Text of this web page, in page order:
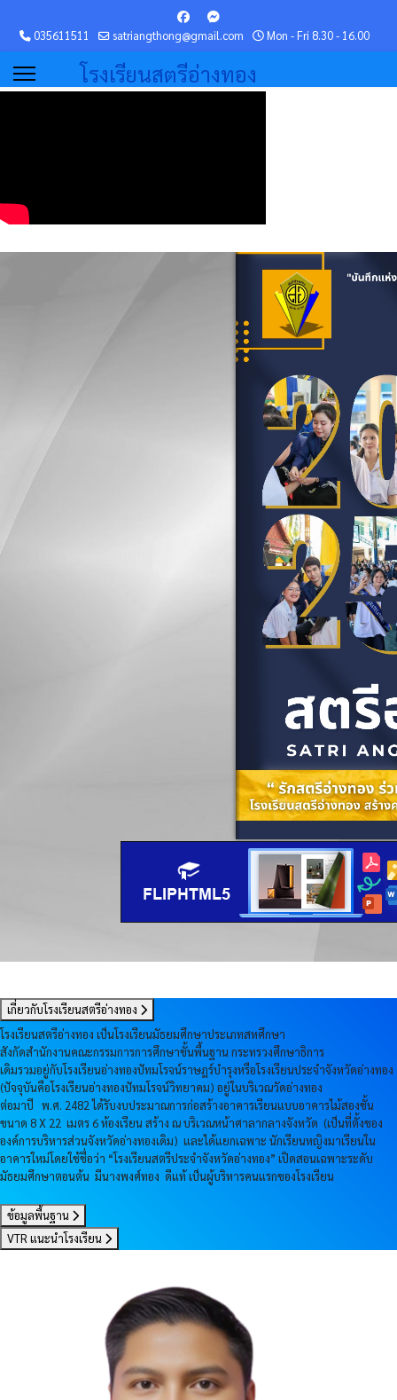
035611511 satriangthong@gmail.com Mon - Fri 8.30 - 16.00
โรงเรียนสตรีอ่างทอง
เกี่ยวกับโรงเรียนสตรีอ่างทอง
โรงเรียนสตรีอ่างทอง เป็นโรงเรียนมัธยมศึกษาประเภทสหศึกษา
สังกัดสำนักงานคณะกรรมการการศึกษาขั้นพื้นฐาน กระทรวงศึกษาธิการ
เดิมรวมอยู่กับโรงเรียนอ่างทองปัทมโรจน์ราษฎร์บำรุงหรือโรงเรียนประจำจังหวัดอ่างทอง
(ปัจจุบันคือโรงเรียนอ่างทองปัทมโรจน์วิทยาคม) อยู่ในบริเวณวัดอ่างทอง
ต่อมาปี พ.ศ. 2482 ได้รับงบประมาณการก่อสร้างอาคารเรียนแบบอาคารไม้สองชั้น
ขนาด 8 X 22 เมตร 6 ห้องเรียน สร้าง ณ บริเวณหน้าศาลากลางจังหวัด (เป็นที่ตั้งของ
องค์การบริหารส่วนจังหวัดอ่างทองเดิม) และได้แยกเฉพาะ นักเรียนหญิงมาเรียนใน
อาคารใหม่โดยใช้ชื่อว่า “โรงเรียนสตรีประจำจังหวัดอ่างทอง” เปิดสอนเฉพาะระดับ
มัธยมศึกษาตอนต้น มีนางพงศ์ทอง ดีแท้ เป็นผู้บริหารคนแรกของโรงเรียน
ข้อมูลพื้นฐาน
VTR แนะนำโรงเรียน